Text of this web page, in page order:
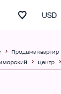
USD
Продажа квартир
Центр